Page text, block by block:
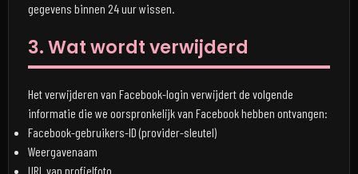
gegevens binnen 24 uur wissen.
3. Wat wordt verwijderd
Het verwijderen van Facebook-login verwijdert de volgende
informatie die we oorspronkelijk van Facebook hebben ontvangen:
Facebook-gebruikers-ID (provider-sleutel)
Weergavenaam
URL van profielfoto